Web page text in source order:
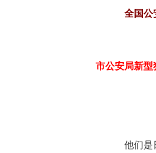
全国公
市公安局新型
他们是